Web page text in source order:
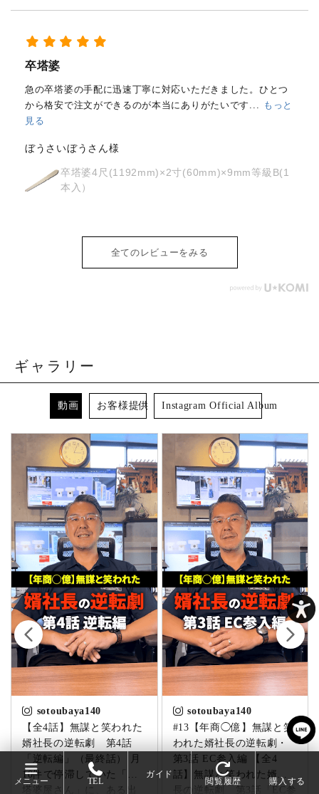
経木塔婆・水塔婆五輪型１尺
(303mm)×62mm×0.4mm(200...
もっと見る
はじめて注文しました。メールと電話で内容照会しました
が、どちらも丁寧に対応していただきました。製品の
osyoh様
経木塔婆・水塔婆五輪型１尺
全てのレビューをみる
ギャラリー
動画 お客様提供 Instagram Official Album
sotoubaya140
【全4話】無謀と笑われた
婿社長の逆転劇 第4話
「逆転編」（最終話） 月
10件で停滞していた「卒
塔婆屋さん」に、ある出
sotoubaya140
#13【年商◯億】無謀と笑
われた婿社長の逆転劇・
第3話 EC参入編 【全4
話】無謀と笑われた婿社
長の逆転劇 第3話「EC参
メニュー TEL
ガイド
閲覧履歴 購入する